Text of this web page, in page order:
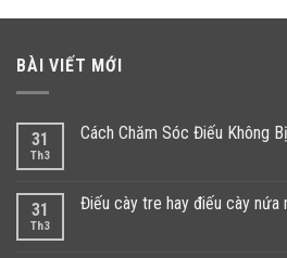
BÀI VIẾT MỚI
31
Th3
Cách Chăm Sóc Điếu Không
31
Th3
Điếu cày tre hay điếu cày nứa